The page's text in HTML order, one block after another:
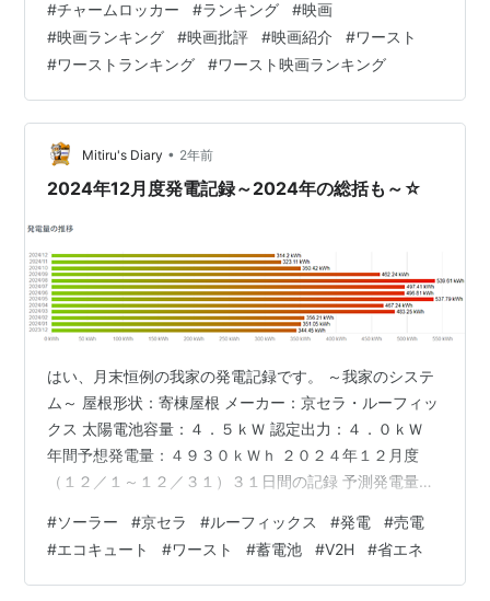
す。(50音順) この一覧にある映画は全て当サイトと
Filmarksにて批評済みなので、良ければ過去記事を検索
してみてください。 なお、このランキングにはいくつか
同じ点数の映画が含まれますが、そこは「肯」よりか
「否」よりかで順位付けしています。 ベスト映画ランキ
ングの記事も…
#チャームロッカー #ランキング #映画
#映画ランキング #映画批評 #映画紹介 #ワースト
#ワーストランキング #ワースト映画ランキング
Mitiru's Diary • 2年前
2024年12月度発電記録～2024年の総括も～☆
はい、月末恒例の我家の発電記録です。 ～我家のシステ
ム～ 屋根形状：寄棟屋根 メーカー：京セラ・ルーフィッ
クス 太陽電池容量：４．５ｋＷ 認定出力：４．０ｋＷ
年間予想発電量：４９３０ｋＷｈ ２０２４年１２月度
（１２／１～１２／３１）３１日間の記録 予測発電量：
０．３％） 過去実測平均比：－１．７ｋＷｈ （－０．
５％） 売電電力量：１９３．６ｋＷｈ 過去実測平均比：
＋１．４ｋＷｈ （＋０．８％） エコキュートの湯沸し量
#ソーラー #京セラ #ルーフィックス #発電 #売電
#エコキュート #ワースト #蓄電池 #V2H #省エネ